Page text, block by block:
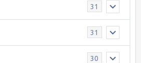
31
31
30